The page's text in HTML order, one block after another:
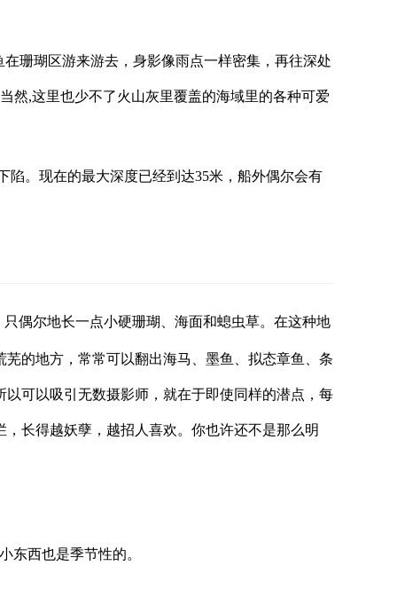
珊瑚区游来游去，身影像雨点一样密集，再往深处
然,这里也少不了火山灰里覆盖的海域里的各种可爱
陷。现在的最大深度已经到达35米，船外偶尔会有
偶尔地长一点小硬珊瑚、海面和螅虫草。在这种地
的地方，常常可以翻出海马、墨鱼、拟态章鱼、条
可以吸引无数摄影师，就在于即使同样的潜点，每
长得越妖孽，越招人喜欢。你也许还不是那么明
东西也是季节性的。